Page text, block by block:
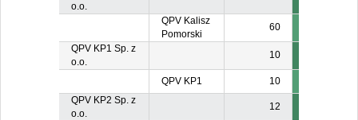
o.o.
QPV Kalisz
Pomorski
60
QPV KP1 Sp. z
o.o.
10
QPV KP1
10
QPV KP2 Sp. z
o.o.
12